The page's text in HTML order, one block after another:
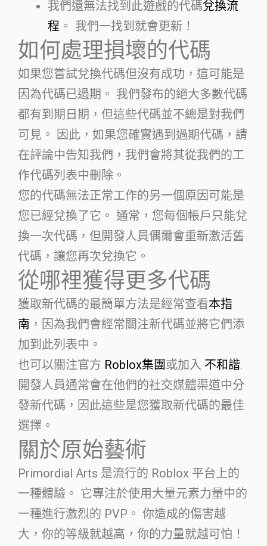
我們還無法找到此遊戲的代碼兌換流
程 。 我們一找到就會更新！
如何處理損壞的代碼
如果您嘗試兌換代碼但沒有成功，這可能是
因為代碼已過期。 我們發布的絕大多數代碼
都有到期日期，但這些代碼並不總是對我們
可見。 因此，如果您確實遇到過期代碼，請
在評論中告知我們，我們會將其從我們的工
作代碼列表中刪除。
您的代碼無法正常工作的另一個原因可能是
您已經兌換了它。 通常，您每個帳戶只能兌
換一次代碼，但開發人員偶爾會重新激活舊
代碼，讓您再次兌換它。
從哪裡獲得更多代碼
獲取新代碼的最簡單方法是經常查看本指
南 ，因為我們會經常關注新代碼並將它們添
加到此列表中。
也可以關注官方 Roblox集團或加入 不和諧.
開發人員通常會在他們的社交媒體渠道中分
發新代碼，因此這些是您獲取新代碼的最佳
選擇。
關於原始藝術
Primordial Arts 是流行的 Roblox 平台上的
一種體驗。 它專注於使用大量元素力量中的
一種進行激烈的 PVP。 你造成的傷害越
大，你的等級就越高，你的力量就越可怕！